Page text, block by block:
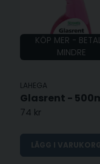
sortiment är
resultat utan
KÖP MER -
MINDRE
LAHEGA
Glasrent -
74 kr
LÄGG I